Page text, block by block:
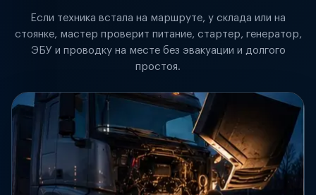
Если техника встала на маршруте, у склада или на
стоянке, мастер проверит питание, стартер, генератор,
ЭБУ и проводку на месте без эвакуации и долгого
простоя.